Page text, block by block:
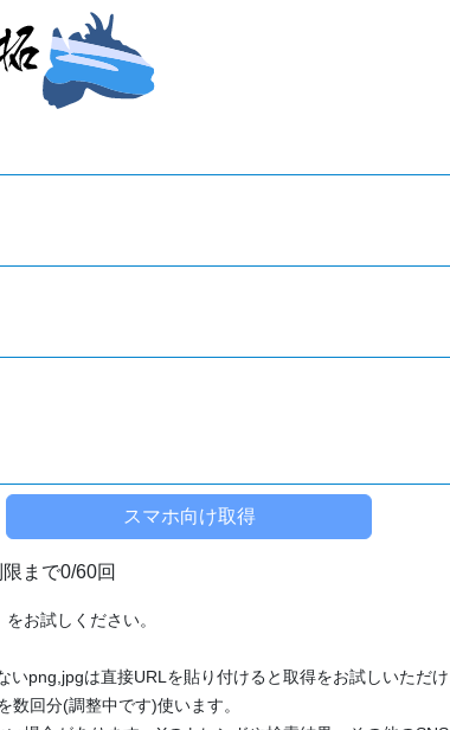
まで0/60回
お試しください。
png,jpgは直接URLを貼り付けると取得をお試しいただけ
数回分(調整中です)使います。